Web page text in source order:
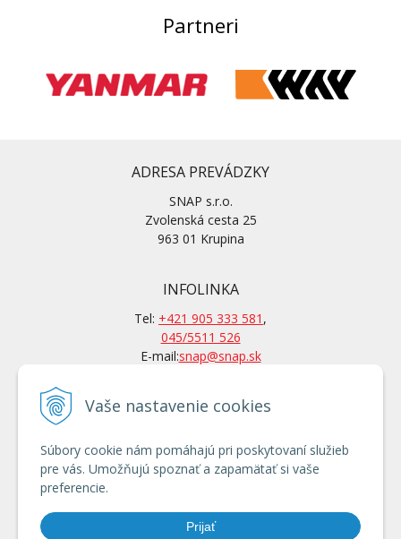
Vaše nastavenie cookies
Súbory cookie nám pomáhajú pri poskytovaní služieb
pre vás. Umožňujú spoznať a zapamätať si vaše
preferencie.
Prijať
Partneri
ADRESA PREVÁDZKY
SNAP s.r.o.
Zvolenská cesta 25
963 01 Krupina
INFOLINKA
Tel: +421 905 333 581 ,
045/5511 526
E-mail:snap@snap.sk
KONTAKTY
Po tel. dohovore aj mimo
otváracích hodín
Používanie cookies